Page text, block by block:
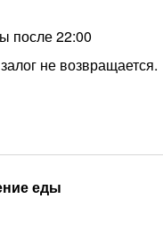
после 22:00
не возвращается.
еды